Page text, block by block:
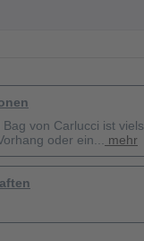
von Carlucci ist
oder ein...
mehr